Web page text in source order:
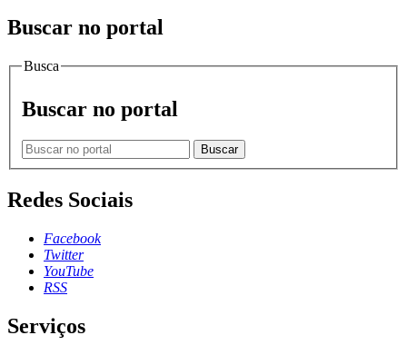
Buscar no portal
Busca
Buscar no portal
Buscar
Redes Sociais
Facebook
Twitter
YouTube
RSS
Serviços